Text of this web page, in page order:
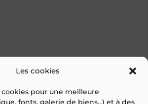
Les cookies
pour une meilleure
fonts, galerie de biens...) et à des